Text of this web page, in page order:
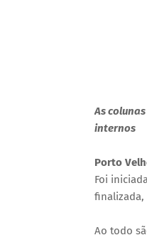
As
internos
Porto
Foi
finalizada,
Ao todo